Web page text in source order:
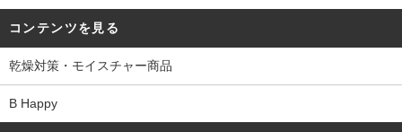
コンテンツを見る
乾燥対策・モイスチャー商品
B Happy